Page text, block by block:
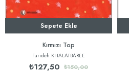
Sepete Ekle
Kırmızı Top
Farideh KHALATBAREE
₺127,50 ₺150,00